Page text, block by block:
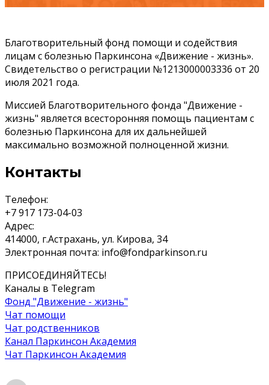
Благотворительный фонд помощи и содействия
лицам с болезнью Паркинсона «Движение - жизнь».
Свидетельство о регистрации №1213000003336 от 20
июля 2021 года.
Миссией Благотворительного фонда "Движение -
жизнь" является всесторонняя помощь пациентам с
болезнью Паркинсона для их дальнейшей
максимально возможной полноценной жизни.
Контакты
Телефон:
+7 917 173-04-03
Адрес:
414000, г.Астрахань, ул. Кирова, 34
Электронная почта: info@fondparkinson.ru
ПРИСОЕДИНЯЙТЕСЬ!
Каналы в Telegram
Фонд "Движение - жизнь"
Чат помощи
Чат родственников
Канал Паркинсон Академия
Чат Паркинсон Академия